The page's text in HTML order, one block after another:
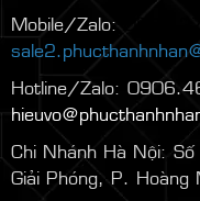
Mobile/Zalo:
Hotline/Zalo:
Chi Nhánh Hà Nội:
Giải Phóng, P. Hoàng